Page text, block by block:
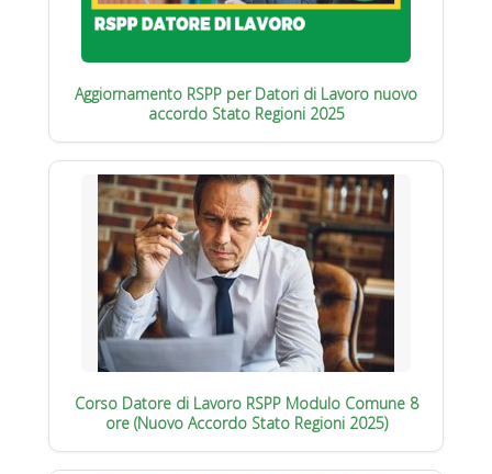
Aggiornamento RSPP per Datori di Lavoro nuovo
accordo Stato Regioni 2025
Corso Datore di Lavoro RSPP Modulo Comune 8
ore (Nuovo Accordo Stato Regioni 2025)